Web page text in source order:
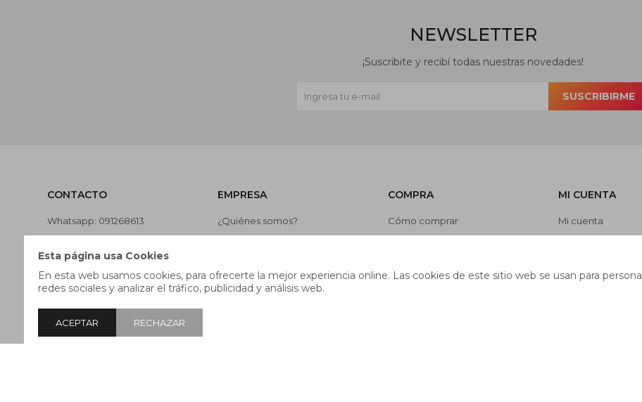
Esta página usa Cookies
En esta web usamos cookies, para ofrecerte la mejor experiencia online. Las cookies de este sitio web se usan para
redes sociales y analizar el tráfico, publicidad y análisis web.
ACEPTAR RECHAZAR
CONTACTO
Whatsapp: 091268613
Lunes a jueves de 9:00 a 13:00 y
de 14:00 a 17:45, viernes de 9:30
a 13:00 y de 14:00 a 17:45.
EMPRESA
¿Quiénes somos?
Nuestras tiendas
COMPRA
Cómo comprar
MI CUENTA
Mi cuenta
Wish List
NEWSLETTER
¡Suscribite y recibí todas nuestras novedades!
SUSCRIBIRME